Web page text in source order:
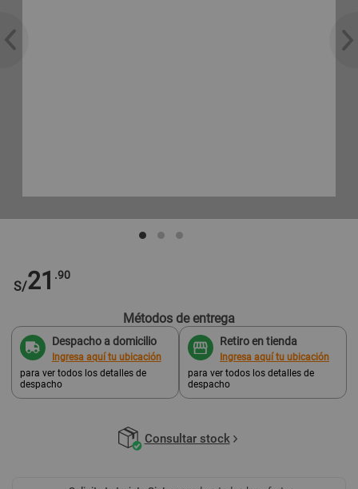
S/21 .90
Métodos de entrega
Despacho a domicilio
Ingresa aquí tu ubicación
para ver todos los detalles de
despacho
Retiro en tienda
Ingresa aquí tu ubicación
para ver todos los detalles de
despacho
Consultar stock